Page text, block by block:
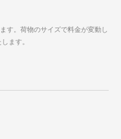
す。荷物のサイズで料金が変動し
ます。